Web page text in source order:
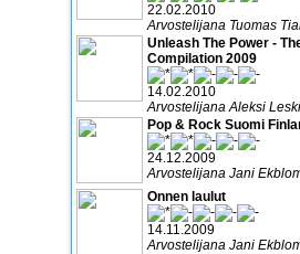
22.02.2010
Arvostelijana Tuomas
Unleash The Power -
Compilation 2009
14.02.2010
Arvostelijana Aleksi
Pop & Rock Suomi
24.12.2009
Arvostelijana Jani
Onnen laulut
14.11.2009
Arvostelijana Jani